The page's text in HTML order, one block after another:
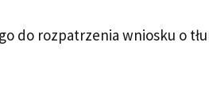
do rozpatrzenia wniosku o